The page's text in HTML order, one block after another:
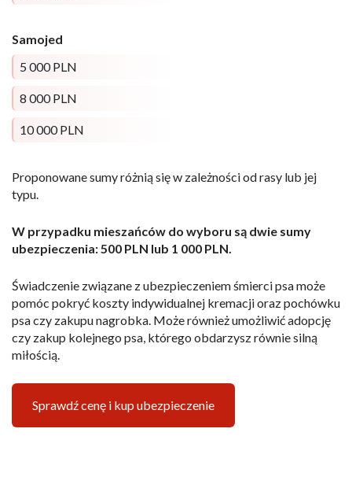
Samojed
5 000 PLN
8 000 PLN
10 000 PLN
Proponowane sumy różnią się w zależności od rasy lub jej
typu.
W przypadku mieszańców do wyboru są dwie sumy
ubezpieczenia: 500 PLN lub 1 000 PLN.
Świadczenie związane z ubezpieczeniem śmierci psa może
pomóc pokryć koszty indywidualnej kremacji oraz pochówku
psa czy zakupu nagrobka. Może również umożliwić adopcję
czy zakup kolejnego psa, którego obdarzysz równie silną
miłością.
Sprawdź cenę i kup ubezpieczenie